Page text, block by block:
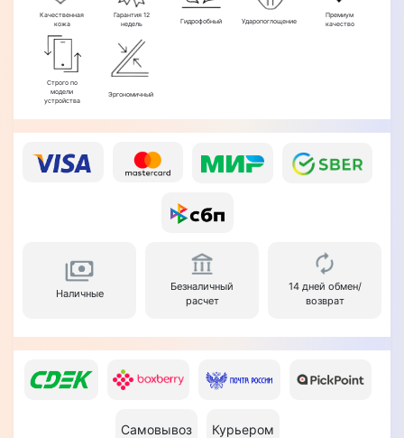
Качественная
кожа
Гарантия 12
недель
Гидрофобный Ударопоглощение
Премиум
качество
Строго по
модели
устройства
Эргономичный
Наличные
Безналичный
расчет
14 дней обмен/
возврат
Самовывоз Курьером